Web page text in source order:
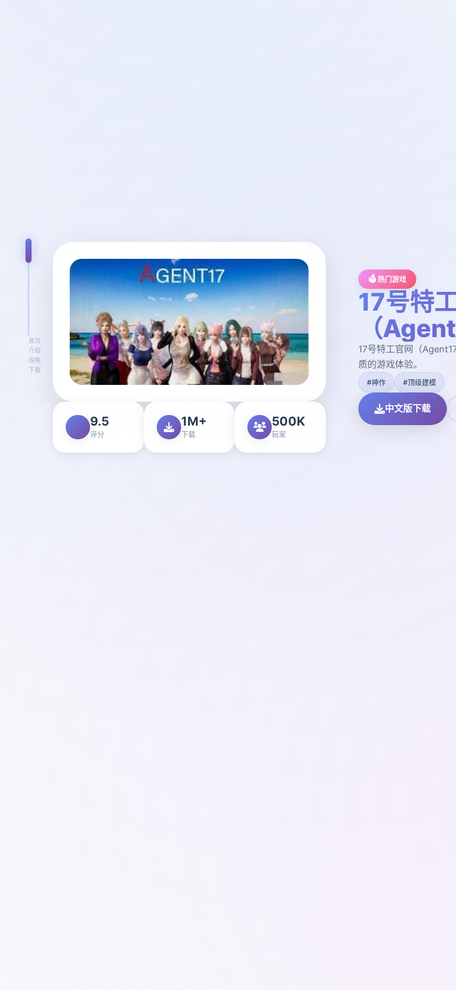
首页
介绍
攻略
下载
9.5
评分
1M+
下载
500K
玩家
🗳️ 热门游戏
17号特
（
17号特工官网（
质的游戏体验。
#神作 #顶级建模
中文版下载